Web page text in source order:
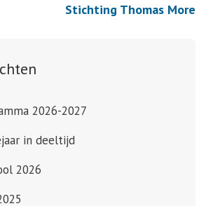
Stichting Thomas More
2026-2027
in deeltijd
2026